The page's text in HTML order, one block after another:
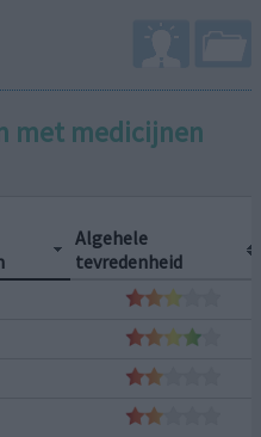
met medicijnen
Algehele
tevredenheid